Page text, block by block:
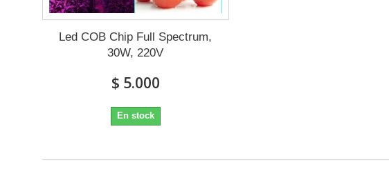
Led COB Chip Full Spectrum,
30W, 220V
$ 5.000
En stock